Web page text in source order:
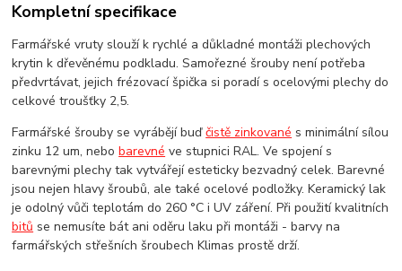
Kompletní specifikace
Farmářské vruty slouží k rychlé a důkladné montáži plechových
krytin k dřevěnému podkladu. Samořezné šrouby není potřeba
předvrtávat, jejich frézovací špička si poradí s ocelovými plechy do
celkové troušťky 2,5.
Farmářské šrouby se vyrábějí buďčistě zinkované s minimální sílou
zinku 12 um, nebobarevné ve stupnici RAL. Ve spojení s
barevnými plechy tak vytvářejí esteticky bezvadný celek. Barevné
jsou nejen hlavy šroubů, ale také ocelové podložky. Keramický lak
je odolný vůči teplotám do 260 °C i UV záření. Při použití kvalitních
bitů se nemusíte bát ani oděru laku při montáži - barvy na
farmářských střešních šroubech Klimas prostě drží.